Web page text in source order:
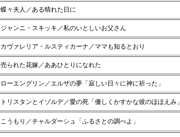
蝶々夫人／ある晴れた日に
ジャンニ・スキッキ／私のいとしいお父さん
カヴァレリア・ルスティカーナ／ママも知るとおり
売られた花嫁／ああひとりになれた
ローエングリン／エルザの夢「寂しい日々に神に祈った」
トリスタンとイゾルデ／愛の死「優しくかすかな彼のほほえみ」
こうもり／チャルダーシュ「ふるさとの調べよ」